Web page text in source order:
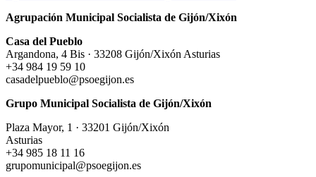
Agrupación Municipal Socialista de Gijón/Xixón
Casa del Pueblo
Argandona, 4 Bis · 33208 Gijón/Xixón Asturias
+34 984 19 59 10
casadelpueblo@psoegijon.es
Grupo Municipal Socialista de Gijón/Xixón
Plaza Mayor, 1 · 33201 Gijón/Xixón
Asturias
+34 985 18 11 16
grupomunicipal@psoegijon.es